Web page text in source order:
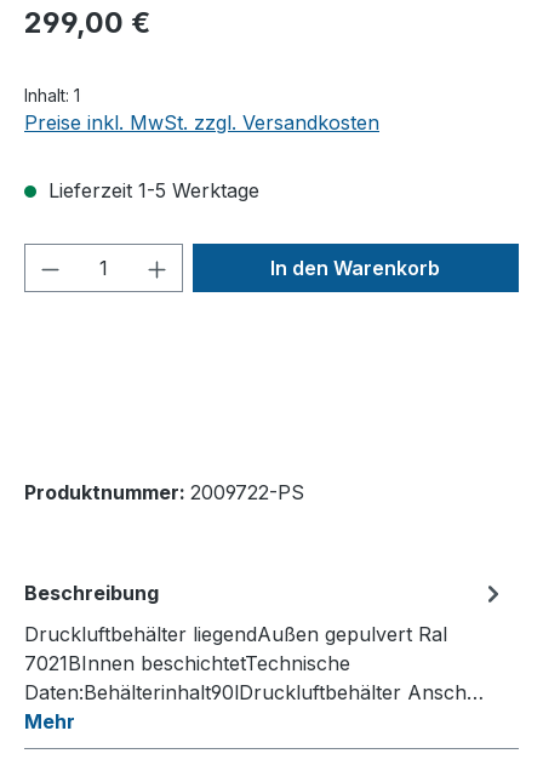
299,00 €
Inhalt: 1
Preise inkl. MwSt. zzgl. Versandkosten
Lieferzeit 1-5 Werktage
Produkt Anzahl: Gib denIn den Warenkorb
Produktnummer: 2009722-PS
Beschreibung
Druckluftbehälter liegendAußen gepulvert Ral
7021BInnen beschichtetTechnische
Daten:Behälterinhalt90lDruckluftbehälter Ansch…
Mehr